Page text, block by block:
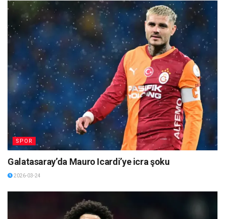
SPOR
Galatasaray’da Mauro Icardi’ye icra şoku
2026-03-24